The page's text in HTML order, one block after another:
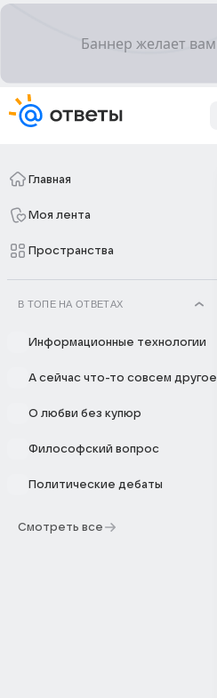
Главная
Моя лента
Пространства
В ТОПЕ НА ОТВЕТАХ
Информационные технологии
А сейчас что-то совсем другое
О любви без купюр
Философский вопрос
Политические дебаты
Смотреть все